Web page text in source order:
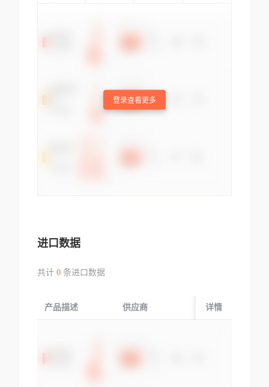
登录查看更多
进口数据
共计 0条进口数据
产品描述 供应商 起运国/地区
详情